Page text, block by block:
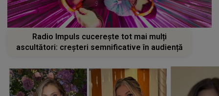
Radio Impuls cucerește tot mai mulți
ascultători: creșteri semnificative în audiență